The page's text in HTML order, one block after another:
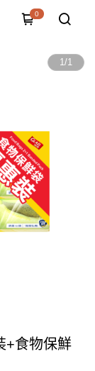
0
1/1
+食物保鮮